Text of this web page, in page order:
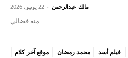
مالك عبدالرحمن - 22 يونيو، 2026
منة فضالي
فيلم أسد محمد رمضان موقع آخر كلام